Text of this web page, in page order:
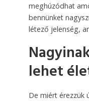
meghúzódhat
bennünket
létező jelenség,
lehet
De miért érezzük